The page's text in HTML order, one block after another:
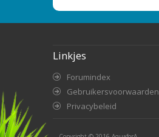
Linkjes
Forumindex
Gebruikersvoorwaarden
Privacybeleid